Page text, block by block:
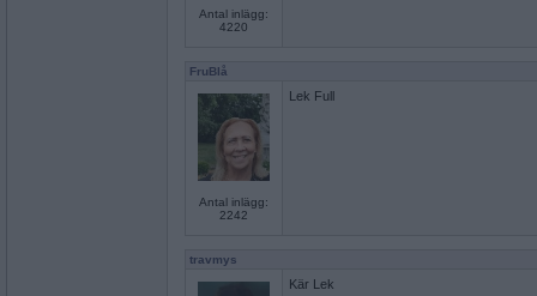
Antal inlägg:
4220
FruBlå
Antal inlägg:
2242
Lek Full
travmys
Kär Lek